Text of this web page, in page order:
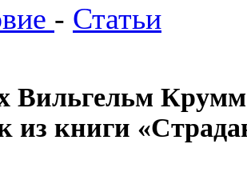
- Статьи
Вильгельм
из книги